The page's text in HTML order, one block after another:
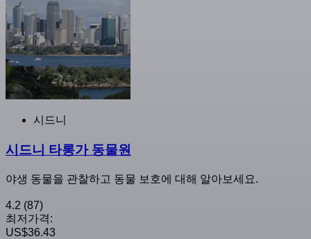
시드니
시드니 타롱가 동물원
야생 동물을 관찰하고 동물 보호에 대해 알아보세요.
4.2 (87)
최저가격:
US$36.43